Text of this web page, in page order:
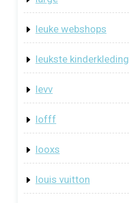
leuke webshops
leukste kinderkleding
levv
lofff
looxs
louis vuitton